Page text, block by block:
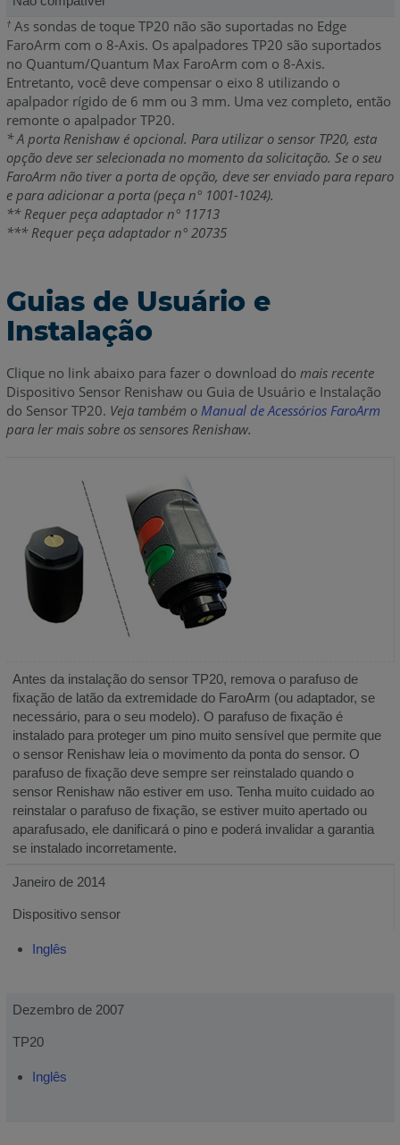
† As sondas de toque TP20 não são suportadas no Edge
FaroArm com o 8-Axis. Os apalpadores TP20 são suportados
no Quantum/Quantum Max FaroArm com o 8-Axis.
Entretanto, você deve compensar o eixo 8 utilizando o
apalpador rígido de 6 mm ou 3 mm. Uma vez completo, então
remonte o apalpador TP20.
* A porta Renishaw é opcional. Para utilizar o sensor TP20, esta
opção deve ser selecionada no momento da solicitação. Se o seu
FaroArm não tiver a porta de opção, deve ser enviado para reparo
e para adicionar a porta (peça n° 1001-1024).
** Requer peça adaptador n° 11713
*** Requer peça adaptador n° 20735
Guias de Usuário e
Instalação
Clique no link abaixo para fazer o download do mais recente
Dispositivo Sensor Renishaw ou Guia de Usuário e Instalação
do Sensor TP20. Veja também o Manual de Acessórios FaroArm
para ler mais sobre os sensores Renishaw.
Antes da instalação do sensor TP20, remova o parafuso de
fixação de latão da extremidade do FaroArm (ou adaptador, se
necessário, para o seu modelo). O parafuso de fixação é
instalado para proteger um pino muito sensível que permite que
o sensor Renishaw leia o movimento da ponta do sensor. O
parafuso de fixação deve sempre ser reinstalado quando o
sensor Renishaw não estiver em uso. Tenha muito cuidado ao
reinstalar o parafuso de fixação, se estiver muito apertado ou
aparafusado, ele danificará o pino e poderá invalidar a garantia
se instalado incorretamente.
Janeiro de 2014
Dispositivo sensor
Inglês
Dezembro de 2007
TP20
Inglês